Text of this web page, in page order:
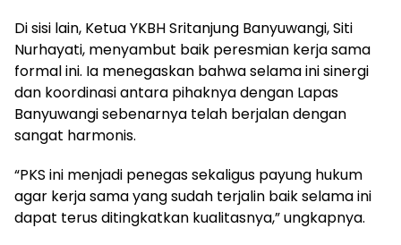
Di sisi lain, Ketua YKBH Sritanjung Banyuwangi, Siti
Nurhayati, menyambut baik peresmian kerja sama
formal ini. Ia menegaskan bahwa selama ini sinergi
dan koordinasi antara pihaknya dengan Lapas
Banyuwangi sebenarnya telah berjalan dengan
sangat harmonis.
“PKS ini menjadi penegas sekaligus payung hukum
agar kerja sama yang sudah terjalin baik selama ini
dapat terus ditingkatkan kualitasnya,” ungkapnya.